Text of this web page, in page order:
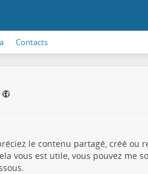
Contacts
le contenu partagé, créé ou
vous est utile, vous pouvez me